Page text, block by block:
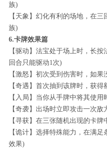
族)
【天象】幻化有利的场地，在
族)
6.卡牌效果篇
【驱动】法宝处于场上时，长
回合只能驱动1次)
【激怒】初次受到伤害时，如
【奇遇】首次抽到该牌时，获
【入局】当你从手牌中将其使用
【奇袭】出场时立即攻击一次敌
【寻获】在三张随机出现的卡牌
【诡计】选择特殊能力，在满
效果)